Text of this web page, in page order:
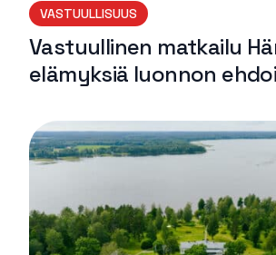
VASTUULLISUUS
Vastuullinen matkailu
elämyksiä luonnon